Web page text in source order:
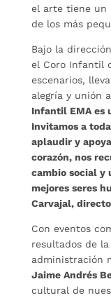
el arte tiene un
de los más
Bajo la
el Coro Infantil
escenarios,
alegría y unión
Infantil EMA es
Invitamos a
aplaudir y
corazón, nos
cambio social y
mejores seres
Carvajal,
Con eventos
resultados de
administración
Jaime Andrés
cultural de